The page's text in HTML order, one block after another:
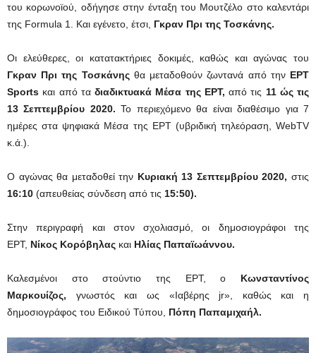
του κορωνοϊού, οδήγησε στην ένταξη του Μουτζέλο στο καλεντάρι
της Formula 1. Και εγένετο, έτσι, Γκραν Πρι της Τοσκάνης.
Οι ελεύθερες, οι κατατακτήριες δοκιμές, καθώς και αγώνας του
Γκραν Πρι της Τοσκάνης θα μεταδοθούν ζωντανά από τηνΕΡΤ
Sports και από τα διαδικτυακά Μέσα της ΕΡΤ, από τις 11 ώς τις
13 Σεπτεμβρίου 2020.Το περιεχόμενο θα είναι διαθέσιμο για 7
ημέρες στα ψηφιακά Μέσα της ΕΡΤ (υβριδική τηλεόραση, WebTV
κ.ά.).
Ο αγώνας θα μεταδοθεί την Κυριακή 13 Σεπτεμβρίου 2020, στις
16:10 (απευθείας σύνδεση από τις 15:50).
Στην περιγραφή και στον σχολιασμό, οι δημοσιογράφοι της
ΕΡΤ, Νίκος Κορόβηλας και Ηλίας Παπαϊωάννου.
Καλεσμένοι στο στούντιο της ΕΡΤ, ο Κωνσταντίνος
Μαρκουίζος, γνωστός και ως «Ιαβέρης jr», καθώς και η
δημοσιογράφος του Ειδικού Τύπου, Πόπη Παπαμιχαήλ.